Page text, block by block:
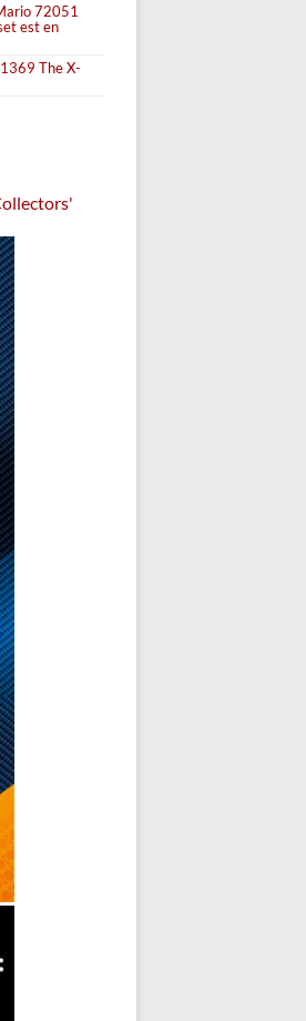
72051
est en
The X-